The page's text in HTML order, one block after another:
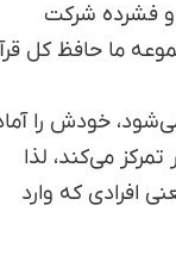
و فشرده شرکت
مجموعه ما حافظ کل
خودش را
می‌کند، لذا
افرادی که وارد